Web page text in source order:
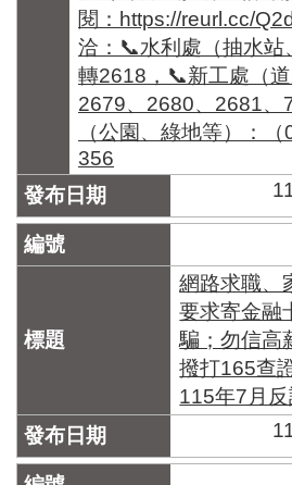
閱：https://reurl.cc/
洽：📞水利處（抽水
轉2618，📞新工處（
2679、2680、2681、
（公園、綠地等）：
356
網路求職、
要求寄金融
騙；勿信高
撥打165查
115年7月反